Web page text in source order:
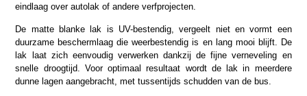
eindlaag over autolak of andere verfprojecten.
De matte blanke lak is UV-bestendig, vergeelt niet en vormt een
duurzame beschermlaag die weerbestendig is en lang mooi blijft. De
lak laat zich eenvoudig verwerken dankzij de fijne verneveling en
snelle droogtijd. Voor optimaal resultaat wordt de lak in meerdere
dunne lagen aangebracht, met tussentijds schudden van de bus.